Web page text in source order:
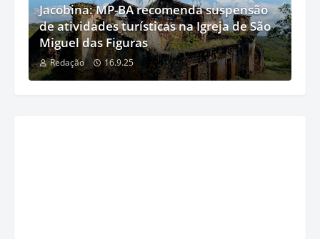
Jacobina: MP-BA recomenda suspensão
de atividades turísticas na Igreja de São
Miguel das Figuras
Redação 16.9.25